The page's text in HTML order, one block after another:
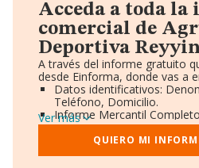
Acceda a toda
comercial de
Deportiva
A través del informe gratuito
desde Einforma, donde vas a
Datos identificativos:
Teléfono, Domicilio.
Informe Mercantil
Gráficos de Evolución
Consejo de Administración
Directivos y Ejecutivos.
Ver más
QUIERO MI